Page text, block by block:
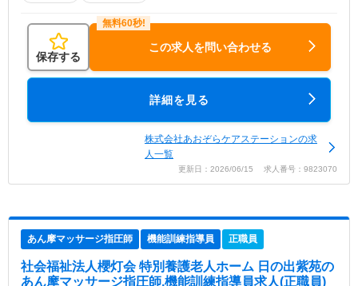
保存する
この求人を問い合わせる
詳細を見る
株式会社あおぞらケアステーションの求
人一覧
更新日：2026/06/15 求人番号：9823070
あん摩マッサージ指圧師 機能訓練指導員 正職員
社会福祉法人櫻灯会 特別養護老人ホーム 日の出紫苑の
あん摩マッサージ指圧師,機能訓練指導員求人(正職員)